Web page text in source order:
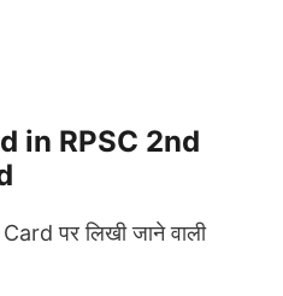
in RPSC 2nd
पर लिखी जाने वाली